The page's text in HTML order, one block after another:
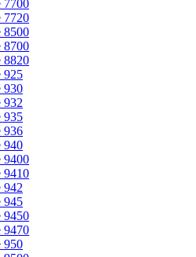
7700
7720
8500
8700
8820
925
930
932
935
936
940
9400
9410
942
945
9450
9470
950